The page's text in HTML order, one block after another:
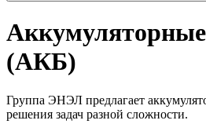
Аккумуляторные
(АКБ)
Группа ЭНЭЛ предлагает
решения задач разной сложности.